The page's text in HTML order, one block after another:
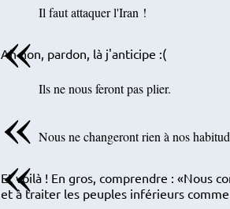
Il faut attaquer l'Iran !
Ah non, pardon, là j'anticipe :(
Ils ne nous feront pas plier.
Nous ne changeront rien à nos
Et voilà ! En gros, comprendre :
Nous
et à traiter les peuples inférieurs